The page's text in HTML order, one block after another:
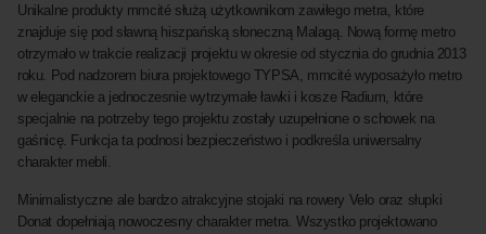
Unikalne produkty mmcité służą użytkownikom zawiłego metra, które
znajduje się pod sławną hiszpańską słoneczną Malagą. Nową formę metro
otrzymało w trakcie realizacji projektu w okresie od stycznia do grudnia 2013
roku. Pod nadzorem biura projektowego TYPSA, mmcité wyposażyło metro
w eleganckie a jednoczesnie wytrzymałe ławki i kosze Radium, które
specjalnie na potrzeby tego projektu zostały uzupełnione o schowek na
gaśnicę. Funkcja ta podnosi bezpieczeństwo i podkreśla uniwersalny
charakter mebli.
Minimalistyczne ale bardzo atrakcyjne stojaki na rowery Velo oraz słupki
Donat dopełniają nowoczesny charakter metra. Wszystko projektowano